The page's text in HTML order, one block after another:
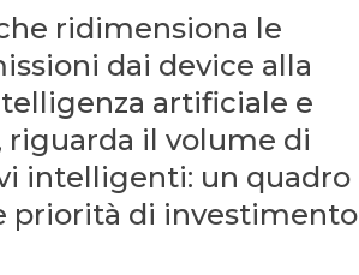
ridimensiona le
dai device alla
artificiale e
riguarda il volume di
intelligenti: un quadro
priorità di investimento